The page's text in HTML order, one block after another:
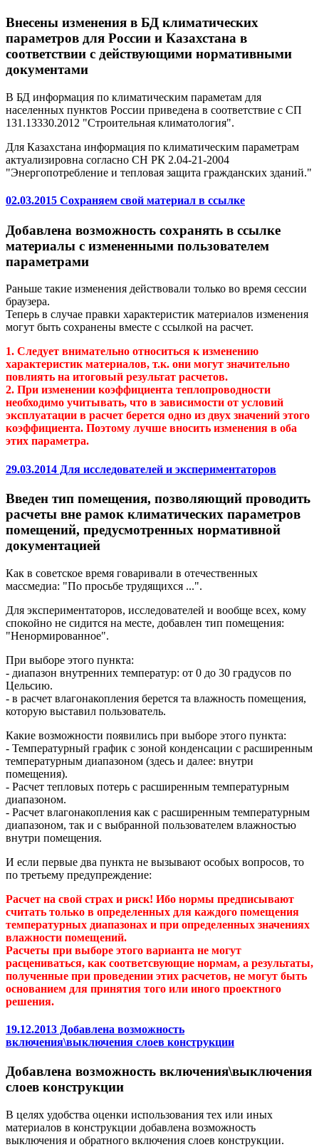
Внесены изменения в БД климатических
параметров для России и Казахстана в
соответствии с действующими нормативными
документами
В БД информация по климатическим параметам для
населенных пунктов России приведена в соответствие с СП
131.13330.2012 "Строительная климатология".
Для Казахстана информация по климатическим параметрам
актуализировна согласно СН РК 2.04-21-2004
"Энергопотребление и тепловая защита гражданских зданий."
02.03.2015 Сохраняем свой материал в ссылке
Добавлена возможность сохранять в ссылке
материалы с измененными пользователем
параметрами
Раньше такие изменения действовали только во время сессии
браузера.
Теперь в случае правки характеристик материалов изменения
могут быть сохранены вместе с ссылкой на расчет.
1. Следует внимательно относиться к изменению
характеристик материалов, т.к. они могут значительно
повлиять на итоговый результат расчетов.
2. При изменении коэффициента теплопроводности
необходимо учитывать, что в зависимости от условий
эксплуатации в расчет берется одно из двух значений этого
коэффициента. Поэтому лучше вносить изменения в оба
этих параметра.
29.03.2014 Для исследователей и экспериментаторов
Введен тип помещения, позволяющий проводить
расчеты вне рамок климатических параметров
помещений, предусмотренных нормативной
документацией
Как в советское время говаривали в отечественных
массмедиа: "По просьбе трудящихся ...".
Для экспериментаторов, исследователей и вообще всех, кому
спокойно не сидится на месте, добавлен тип помещения:
"Ненормированное".
При выборе этого пункта:
- диапазон внутренних температур: от 0 до 30 градусов по
Цельсию.
- в расчет влагонакопления берется та влажность помещения,
которую выставил пользователь.
Какие возможности появились при выборе этого пункта:
- Температурный график с зоной конденсации с расширенным
температурным диапазоном (здесь и далее: внутри
помещения).
- Расчет тепловых потерь с расширенным температурным
диапазоном.
- Расчет влагонакопления как с расширенным температурным
диапазоном, так и с выбранной пользователем влажностью
внутри помещения.
И если первые два пункта не вызывают особых вопросов, то
по третьему предупреждение:
Расчет на свой страх и риск! Ибо нормы предписывают
считать только в определенных для каждого помещения
температурных диапазонах и при определенных значениях
влажности помещений.
Расчеты при выборе этого варианта не могут
расцениваться, как соответсвующие нормам, а результаты,
полученные при проведении этих расчетов, не могут быть
основанием для принятия того или иного проектного
решения.
19.12.2013 Добавлена возможность
включения\выключения слоев конструкции
Добавлена возможность включения\выключения
слоев конструкции
В целях удобства оценки использования тех или иных
материалов в конструкции добавлена возможность
выключения и обратного включения слоев конструкции.